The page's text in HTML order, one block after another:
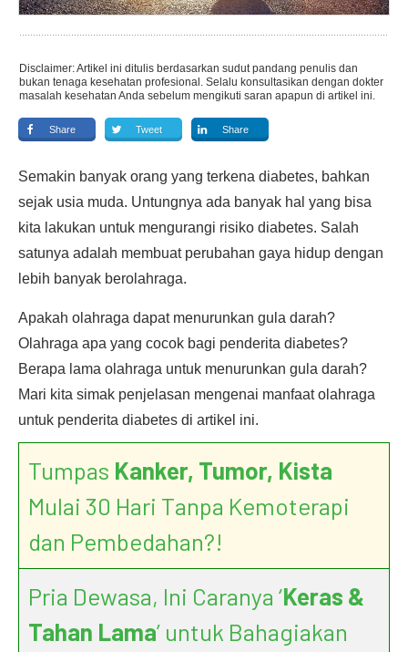
Disclaimer: Artikel ini ditulis berdasarkan sudut pandang penulis dan
bukan tenaga kesehatan profesional. Selalu konsultasikan dengan dokter
masalah kesehatan Anda sebelum mengikuti saran apapun di artikel ini.
Share Tweet Share
Semakin banyak orang yang terkena diabetes, bahkan
sejak usia muda. Untungnya ada banyak hal yang bisa
kita lakukan untuk mengurangi risiko diabetes. Salah
satunya adalah membuat perubahan gaya hidup dengan
lebih banyak berolahraga.
Apakah olahraga dapat menurunkan gula darah?
Olahraga apa yang cocok bagi penderita diabetes?
Berapa lama olahraga untuk menurunkan gula darah?
Mari kita simak penjelasan mengenai manfaat olahraga
untuk penderita diabetes di artikel ini.
Tumpas Kanker, Tumor, Kista
Mulai 30 Hari Tanpa Kemoterapi
dan Pembedahan?!
Pria Dewasa, Ini Caranya ‘Keras &
Tahan Lama’ untuk Bahagiakan